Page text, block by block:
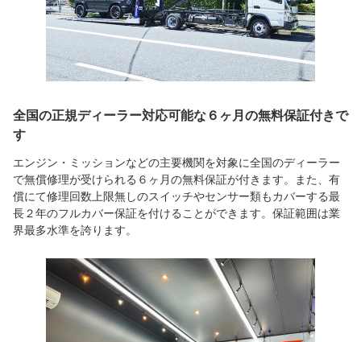
全国の正規ディーラー対応可能な６ヶ月の無料保証付きで
す
エンジン・ミッションなどの主要機関を対象に全国のディーラー
で無償修理が受けられる６ヶ月の無料保証が付きます。また、有
償にて修理回数上限無しのスイッチやセンサー類もカバーする最
長２年のフルカバー保証を付けることができます。保証範囲は業
界最多水準を誇ります。